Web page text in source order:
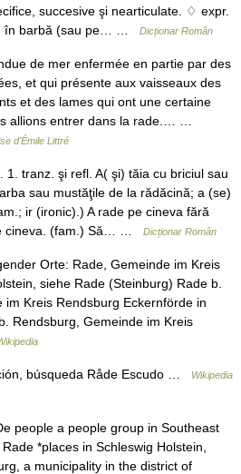
succesive şi nearticulate. ♢ expr.
în barbă (sau pe… …
Dicționar Român
de mer enfermée en partie par des
et qui présente aux vaisseaux des
et des lames qui ont une certaine
allions entrer dans la rade.… …
d'Émile Littré
tranz. şi refl. A( şi) tăia cu briciul sau
sau mustăţile de la rădăcină; a (se)
ir (ironic).) A rade pe cineva fără
cineva. (fam.) Să… …
Dicționar Român
Orte: Rade, Gemeinde im Kreis
siehe Rade (Steinburg) Rade b.
im Kreis Rendsburg Eckernförde in
Rendsburg, Gemeinde im Kreis
búsqueda Råde Escudo …
Wikipedia
people a people group in Southeast
*places in Schleswig Holstein,
a municipality in the district of